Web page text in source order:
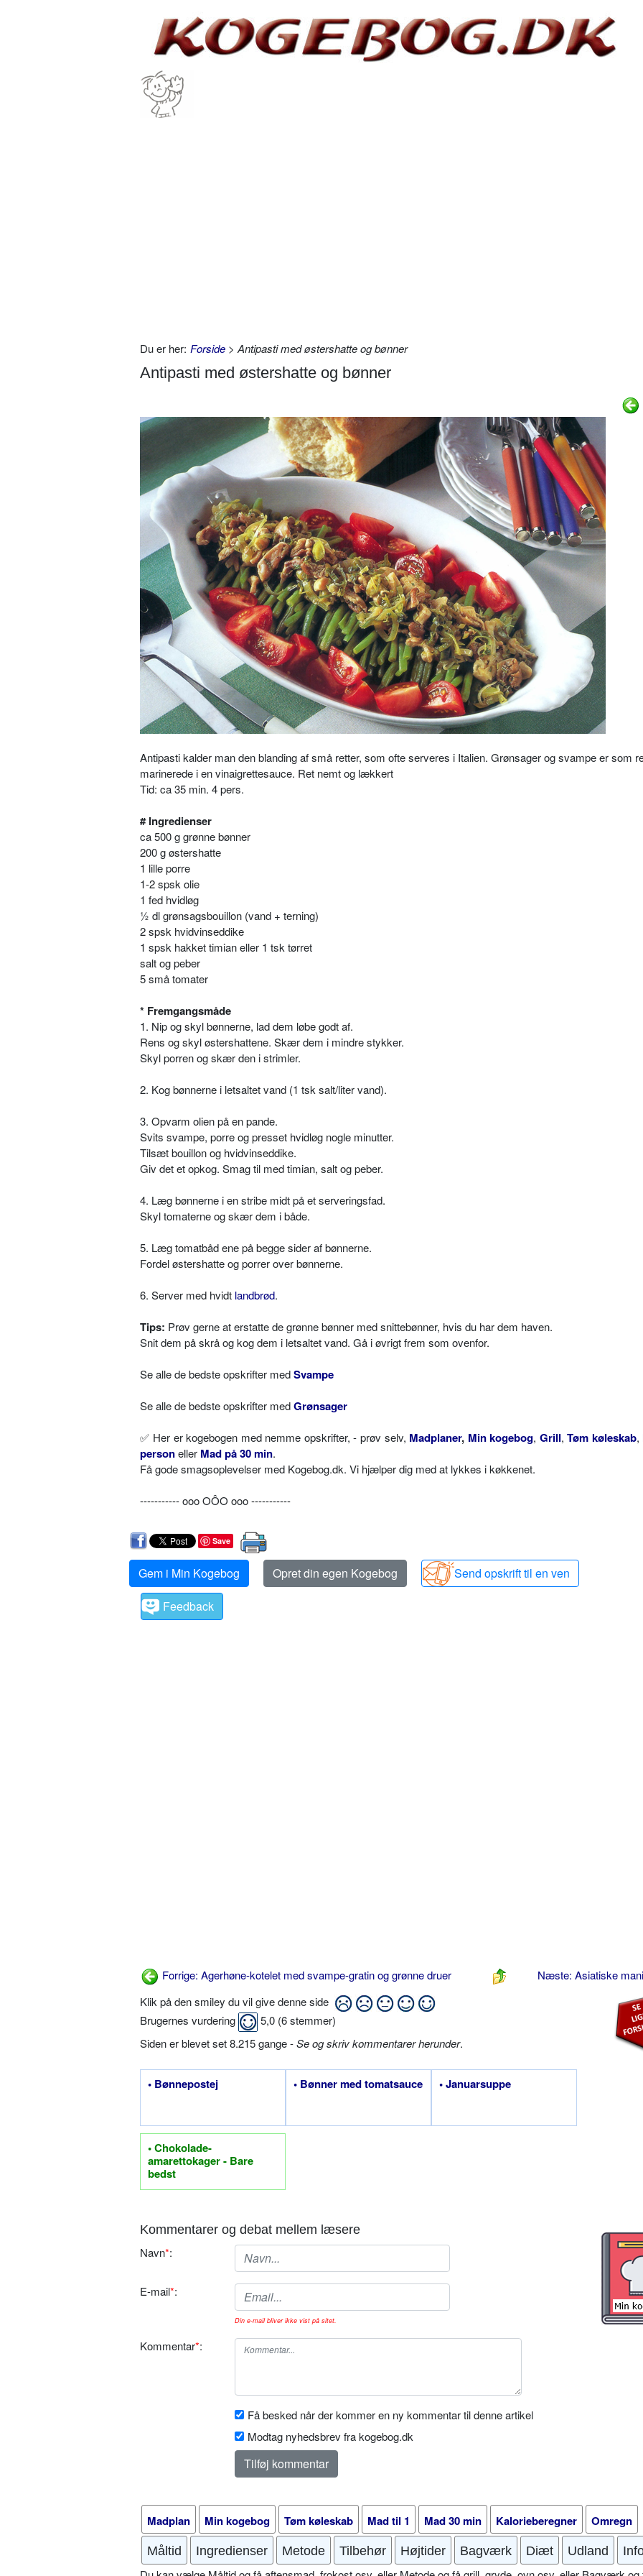
Du er her: Forside > Antipasti med østershatte og bønner
Antipasti med østershatte og bønner
Antipasti kalder man den blanding af små retter, som ofte serveres i Italien. Grønsager og svampe er som
marinerede i en vinaigrettesauce. Ret nemt og lækkert
Tid: ca 35 min. 4 pers.
# Ingredienser
ca 500 g grønne bønner
200 g østershatte
1 lille porre
1-2 spsk olie
1 fed hvidløg
½ dl grønsagsbouillon (vand + terning)
2 spsk hvidvinseddike
1 spsk hakket timian eller 1 tsk tørret
salt og peber
5 små tomater
* Fremgangsmåde
1. Nip og skyl bønnerne, lad dem løbe godt af.
Rens og skyl østershattene. Skær dem i mindre stykker.
Skyl porren og skær den i strimler.
2. Kog bønnerne i letsaltet vand (1 tsk salt/liter vand).
3. Opvarm olien på en pande.
Svits svampe, porre og presset hvidløg nogle minutter.
Tilsæt bouillon og hvidvinseddike.
Giv det et opkog. Smag til med timian, salt og peber.
4. Læg bønnerne i en stribe midt på et serveringsfad.
Skyl tomaterne og skær dem i både.
5. Læg tomatbåd ene på begge sider af bønnerne.
Fordel østershatte og porrer over bønnerne.
6. Server med hvidt landbrød.
Tips: Prøv gerne at erstatte de grønne bønner med snittebønner, hvis du har dem haven.
Snit dem på skrå og kog dem i letsaltet vand. Gå i øvrigt frem som ovenfor.
Se alle de bedste opskrifter medSvampe
Se alle de bedste opskrifter medGrønsager
✅ Her er kogebogen med nemme opskrifter, - prøv selv, Madplaner, Min kogebog, Grill,Tøm køleskab,
personeller Mad på 30 min.
Få gode smagsoplevelser med Kogebog.dk. Vi hjælper dig med at lykkes i køkkenet.
----------- ooo OÔO ooo -----------
Save
Gem i Min Kogebog Opret din egen Kogebog
Send opskrift til en ven
Feedback
Forrige: Agerhøne-kotelet med svampe-gratin og grønne druer
Næste: Asiatiske
Klik på den smiley du vil give denne side
Brugernes vurdering
5,0 (6stemmer)
Siden er blevet set 8.215 gange -Se og skriv kommentarer herunder.
• Bønnepostej • Bønner med tomatsauce • Januarsuppe
• Chokolade-
amarettokager - Bare
bedst
Kommentarer og debat mellem læsere
Navn*:
E-mail*:
Din e-mail bliver ikke vist på sitet.
Kommentar*:
Få besked når der kommer en ny kommentar til denne artikel
Modtag nyhedsbrev fra kogebog.dk
Madplan Min kogebog Tøm køleskab Mad til 1 Mad 30 min Kalorieberegner Omregn
Måltid Ingredienser Metode Tilbehør Højtider Bagværk Diæt Udland